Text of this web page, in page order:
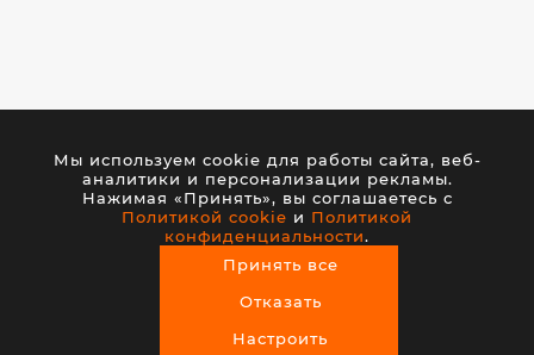
Мы используем cookie для работы сайта, веб-
аналитики и персонализации рекламы.
Нажимая «Принять», вы соглашаетесь с
Политикой cookie и Политикой
конфиденциальности.
Принять все
Отказать
Настроить
каких условиях не является публичной офертой,
определяемой положениями статьи 437 (2) ГК РФ.
© 2026 ООО «ШАФТ». Все права защищены.